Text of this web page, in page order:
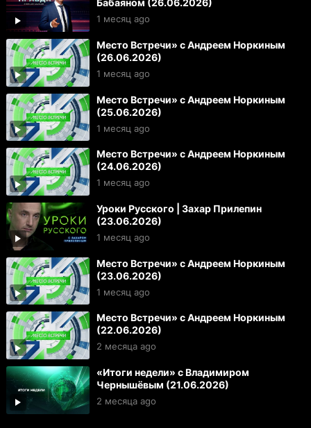
Бабаяном (26.06.2026)
1 месяц ago
Место Встречи» с Андреем Норкиным
(26.06.2026)
1 месяц ago
Место Встречи» с Андреем Норкиным
(25.06.2026)
1 месяц ago
Место Встречи» с Андреем Норкиным
(24.06.2026)
1 месяц ago
Уроки Русского | Захар Прилепин
(23.06.2026)
1 месяц ago
Место Встречи» с Андреем Норкиным
(23.06.2026)
1 месяц ago
Место Встречи» с Андреем Норкиным
(22.06.2026)
2 месяца ago
«Итоги недели» с Владимиром
Чернышёвым (21.06.2026)
2 месяца ago